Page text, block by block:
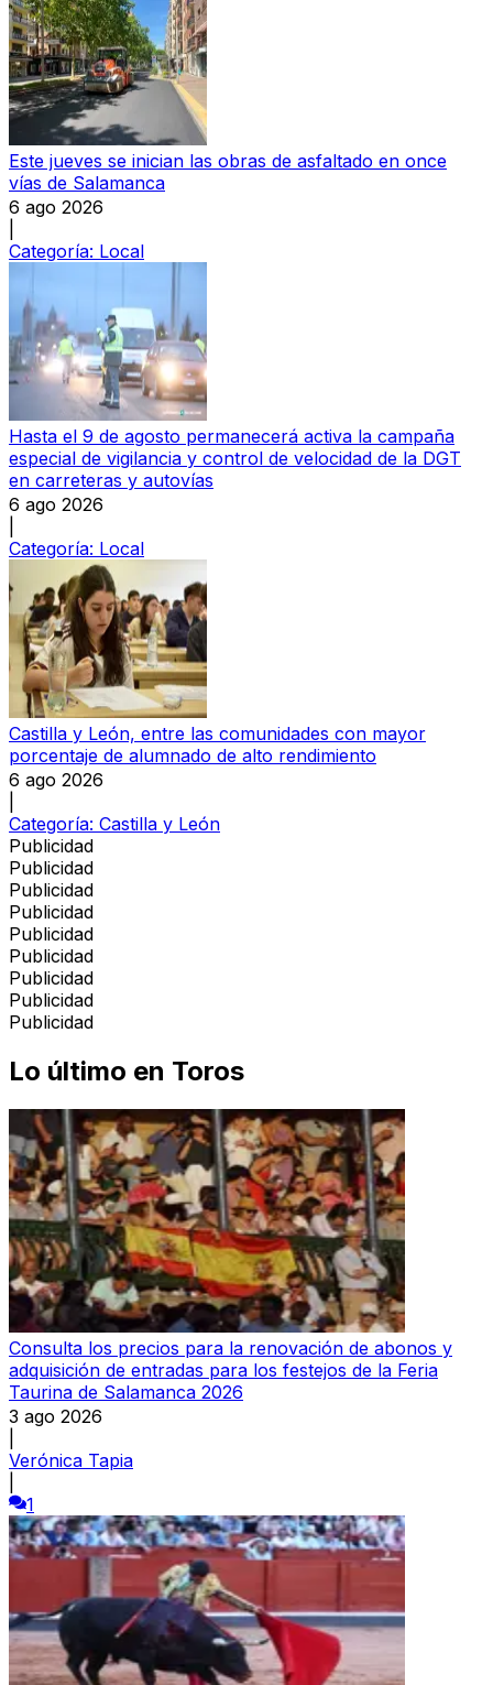
Este jueves se inician las obras de asfaltado en once
vías de Salamanca
6 ago 2026
Categoría: Local
Hasta el 9 de agosto permanecerá activa la campaña
especial de vigilancia y control de velocidad de la DGT
en carreteras y autovías
6 ago 2026
Categoría: Local
Castilla y León, entre las comunidades con mayor
porcentaje de alumnado de alto rendimiento
6 ago 2026
Categoría: Castilla y León
Publicidad
Publicidad
Publicidad
Publicidad
Publicidad
Publicidad
Publicidad
Publicidad
Publicidad
Lo último en Toros
Consulta los precios para la renovación de abonos y
adquisición de entradas para los festejos de la Feria
Taurina de Salamanca 2026
3 ago 2026
Verónica Tapia
1